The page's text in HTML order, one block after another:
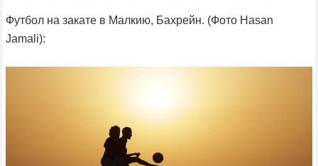
Футбол на закате в Малкию, Бахрейн. (Фото Hasan
Jamali):